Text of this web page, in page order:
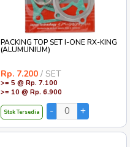
PACKING TOP SET I-ONE RX-KING
(ALUMUNIUM)
Rp. 7.200 / SET
>= 5 @ Rp. 7.100
>= 10 @ Rp. 6.900
Stok Tersedia